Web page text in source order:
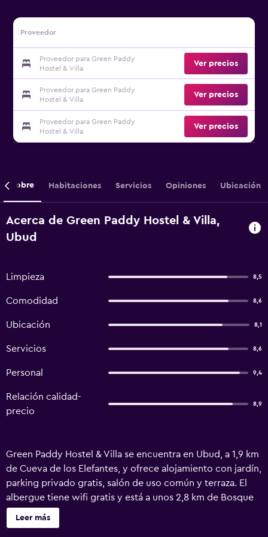
Proveedor
Proveedor para Green Paddy
Hostel & Villa
Ver precios
Proveedor para Green Paddy
Hostel & Villa
Ver precios
Proveedor para Green Paddy
Hostel & Villa
Ver precios
Sobre Habitaciones Servicios Opiniones Ubicación
Acerca de Green Paddy Hostel & Villa,
Ubud
Limpieza 8,5
Comodidad 8,6
Ubicación 8,1
Servicios 8,6
Personal 9,4
Relación calidad-
precio
8,9
Green Paddy Hostel & Villa se encuentra en Ubud, a 1,9 km
de Cueva de los Elefantes, y ofrece alojamiento con jardín,
parking privado gratis, salón de uso común y terraza. El
albergue tiene wifi gratis y está a unos 2,8 km de Bosque
de los Monos de Ubud y a 4,2 km de Palacio de Ubud. El
alojamiento dispone de cocina compartida, servicio de
Leer más